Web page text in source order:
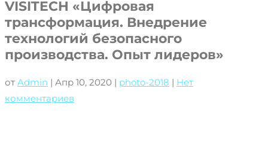
VISITECH «Цифровая
трансформация. Внедрение
технологий безопасного
производства. Опыт лидеров»
от Admin | Апр 10, 2020 | photo-2018 | Нет
комментариев